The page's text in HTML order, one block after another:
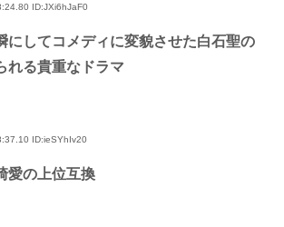
ID:JXi6hJaF0
にしてコメディに変貌させた白石聖の
れる貴重なドラマ
ID:ieSYhIv20
愛の上位互換